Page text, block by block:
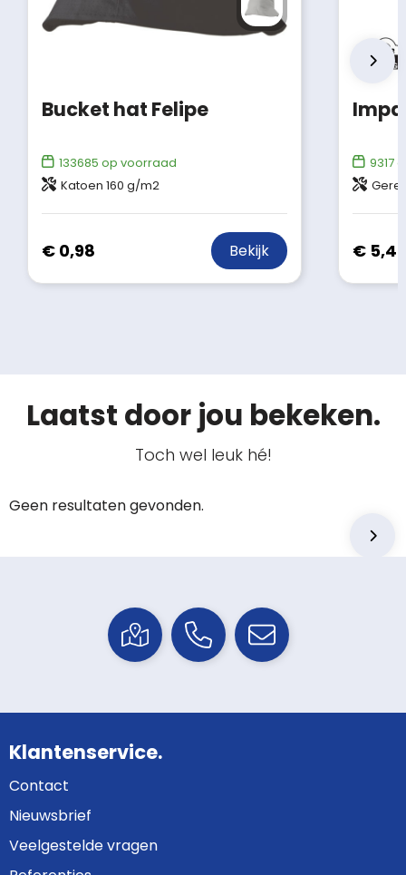
Bucket hat Felipe
133685 op voorraad
Katoen 160 g/m2
€ 0,98 Bekijk
9317
€ 5,46
Laatst door jou bekeken.
Toch wel leuk hé!
Geen resultaten gevonden.
Klantenservice.
Contact
Nieuwsbrief
Veelgestelde vragen